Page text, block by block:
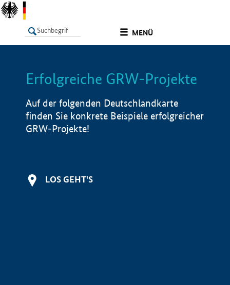
MENÜ
LISTE Info
Erfolgreiche GRW-Projekte
Auf der folgenden Deutschlandkarte
finden Sie konkrete Beispiele erfolgreicher
GRW-Projekte!
LOS GEHT'S